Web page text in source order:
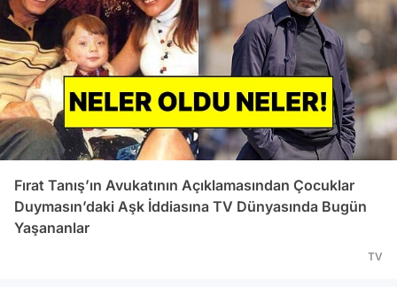
Fırat Tanış’ın Avukatının Açıklamasından Çocuklar
Duymasın’daki Aşk İddiasına TV Dünyasında Bugün
Yaşananlar
TV